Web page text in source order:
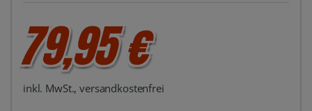
79,95 €
inkl. MwSt., versandkostenfrei